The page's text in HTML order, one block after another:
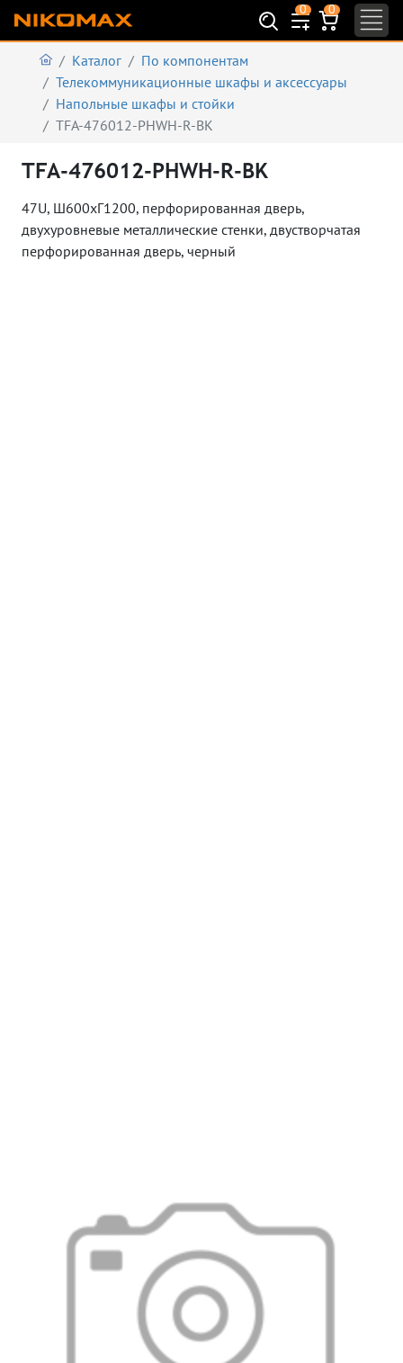
0 0
Каталог
По компонентам
Телекоммуникационные шкафы и аксеcсуары
Напольные шкафы и стойки
TFA-476012-PHWH-R-BK
TFA-476012-PHWH-R-BK
47U, Ш600хГ1200, перфорированная дверь,
двухуровневые металлические стенки, двустворчатая
перфорированная дверь, черный